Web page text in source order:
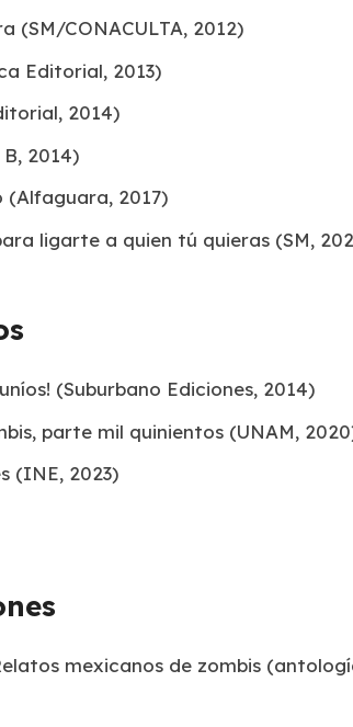
(SM/CONACULTA, 2012)
Editorial, 2013)
2014)
2014)
(Alfaguara, 2017)
ligarte a quien tú quieras(SM,
(Suburbano Ediciones, 2014)
parte mil quinientos(UNAM,
(INE, 2023)
mexicanos de zombis